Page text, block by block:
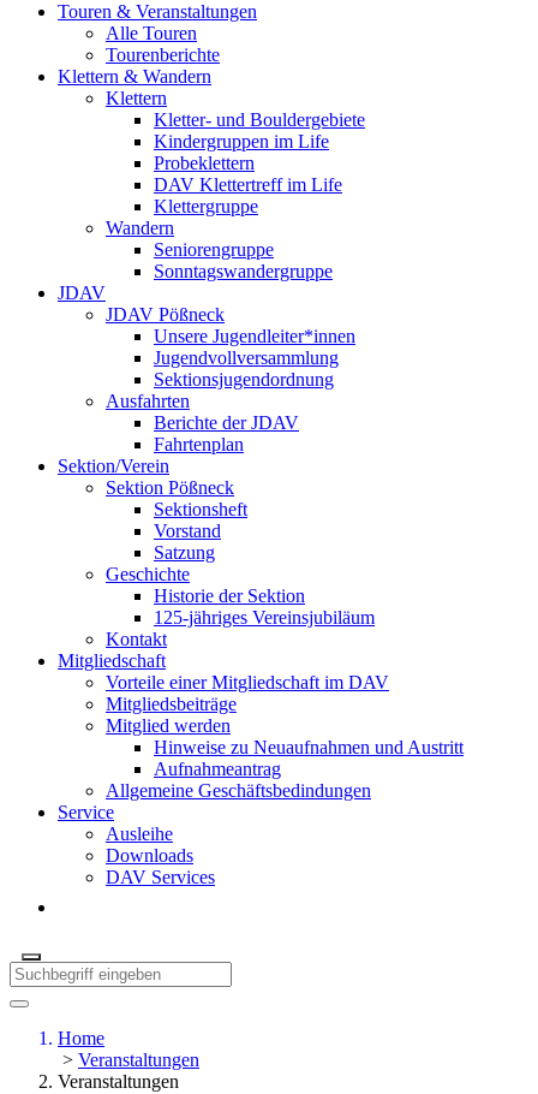
Touren & Veranstaltungen
Alle Touren
Tourenberichte
Klettern & Wandern
Klettern
Kletter- und Bouldergebiete
Kindergruppen im Life
Probeklettern
DAV Klettertreff im Life
Klettergruppe
Wandern
Seniorengruppe
Sonntagswandergruppe
JDAV
JDAV Pößneck
Unsere Jugendleiter*innen
Jugendvollversammlung
Sektionsjugendordnung
Ausfahrten
Berichte der JDAV
Fahrtenplan
Sektion/Verein
Sektion Pößneck
Sektionsheft
Vorstand
Satzung
Geschichte
Historie der Sektion
125-jähriges Vereinsjubiläum
Kontakt
Mitgliedschaft
Vorteile einer Mitgliedschaft im DAV
Mitgliedsbeiträge
Mitglied werden
Hinweise zu Neuaufnahmen und Austritt
Aufnahmeantrag
Allgemeine Geschäftsbedindungen
Service
Ausleihe
Downloads
DAV Services
Home
> Veranstaltungen
Veranstaltungen